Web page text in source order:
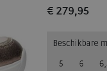
€ 279,95
Beschikbare
5 6